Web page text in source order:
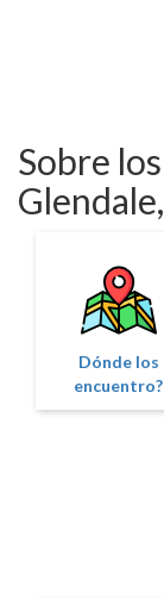
Sobre
Dónde los
encuentro?